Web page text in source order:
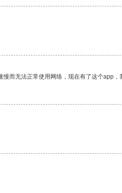
而无法正常使用网络，现在有了这个app，